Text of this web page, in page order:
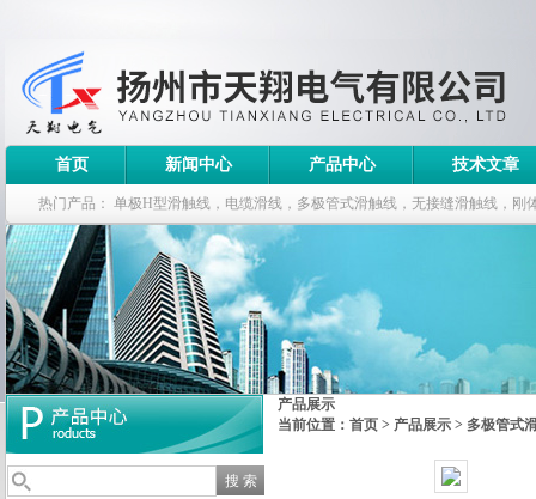
首页 新闻中心 产品中心 技术文章
热门产品： 单极H型滑触线，电缆滑线，多极管式滑触线，无接缝滑触线，刚
钢电缆滑车
产品展示
当前位置： 首页 > 产品展示 > 多极管式